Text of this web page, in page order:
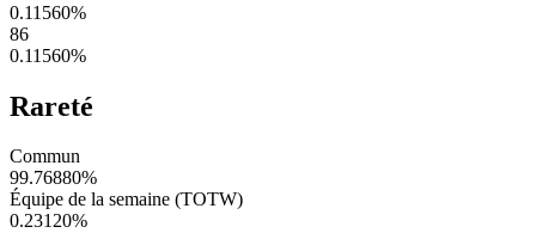
0.11560%
86
0.11560%
Rareté
Commun
99.76880%
Équipe de la semaine (TOTW)
0.23120%